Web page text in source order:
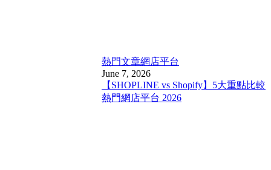
熱門文章網店平台
June 7, 2026
【SHOPLINE vs Shopify】5大重點比較
熱門網店平台 2026